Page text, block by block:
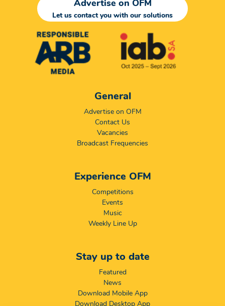
Advertise on OFM
Let us contact you with our solutions
General
Advertise on OFM
Contact Us
Vacancies
Broadcast Frequencies
Experience OFM
Competitions
Events
Music
Weekly Line Up
Stay up to date
Featured
News
Download Mobile App
Download Desktop App